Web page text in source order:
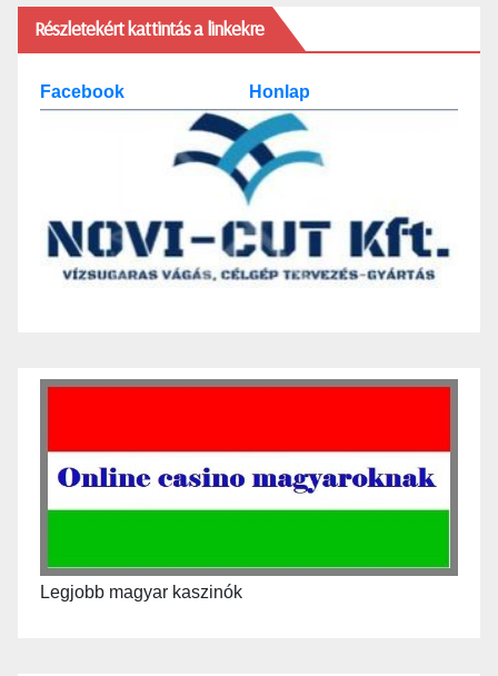
Részletekért kattintás a linkekre
Facebook Honlap
Legjobb magyar kaszinók